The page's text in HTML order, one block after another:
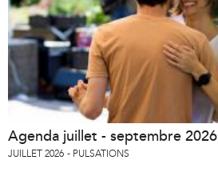
Agenda juillet - septembre 2026
JUILLET 2026 PULSATIONS